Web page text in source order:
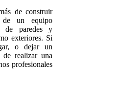
de construir
de un equipo
de paredes y
exteriores. Si
o dejar un
de realizar una
profesionales